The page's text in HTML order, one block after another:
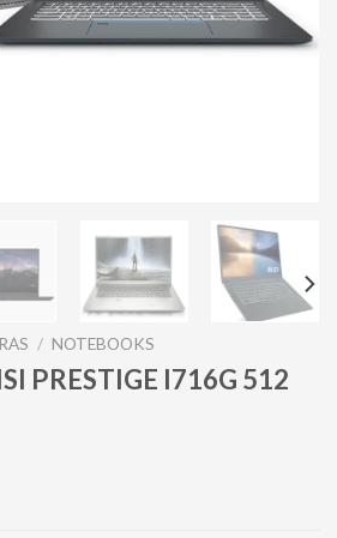
/ NOTEBOOKS
PRESTIGE I716G 512